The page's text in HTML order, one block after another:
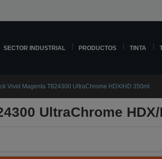
SECTOR INDUSTRIAL PRODUCTOS TINTA
Vivid Magenta T824300 UltraChrome HDX/HD 350ml
UltraChrome HDX/